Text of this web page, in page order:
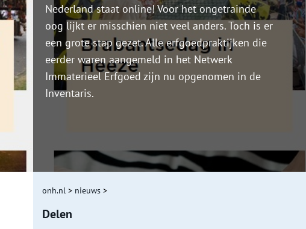
Nederland staat online! Voor het ongetrainde
oog lijkt er misschien niet veel anders. Toch is er
een grote stap gezet. Alle erfgoedpraktijken die
eerder waren aangemeld in het Netwerk
Immaterieel Erfgoed zijn nu opgenomen in de
Inventaris.
onh.nl > nieuws >
Delen